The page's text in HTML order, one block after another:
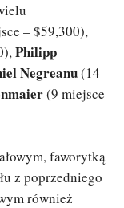
– $59,300),
Philipp
Negreanu(14
(9 miejsce
faworytką
z poprzedniego
również